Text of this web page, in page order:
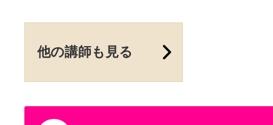
他の講師も見る